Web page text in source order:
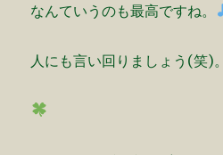
なんていうのも最高ですね。
人にも言い回りましょう(笑)。